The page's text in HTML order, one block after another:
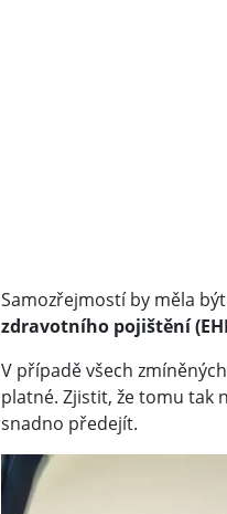
Samozřejmostí by měla
zdravotního pojištění
V případě všech
platné. Zjistit, že tomu tak
snadno předejít.